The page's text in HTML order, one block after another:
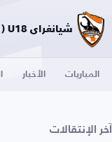
شيانغراي U18 ( تايلاند )
المباريات الأخبار
آخر الإنتقالات